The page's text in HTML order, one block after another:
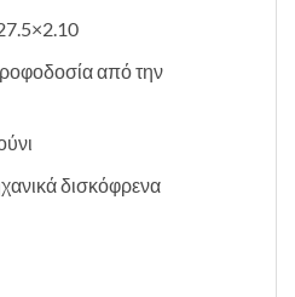
από την
δισκόφρενα